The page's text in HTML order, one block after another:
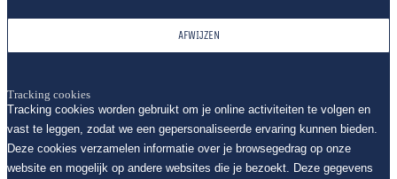
AFWIJZEN
Tracking cookies
Tracking cookies worden gebruikt om je online activiteiten te volgen en
vast te leggen, zodat we een gepersonaliseerde ervaring kunnen bieden.
Deze cookies verzamelen informatie over je browsegedrag op onze
website en mogelijk op andere websites die je bezoekt. Deze gegevens